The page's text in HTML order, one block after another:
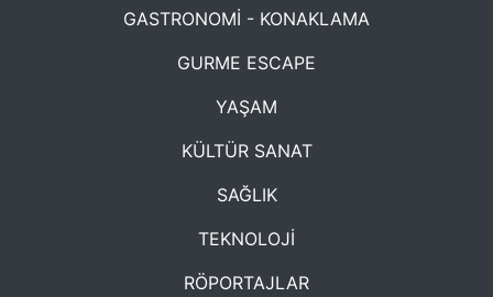
GASTRONOMİ - KONAKLAMA
GURME ESCAPE
YAŞAM
KÜLTÜR SANAT
SAĞLIK
TEKNOLOJİ
RÖPORTAJLAR